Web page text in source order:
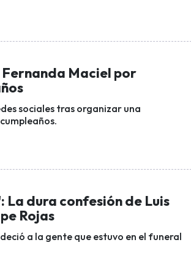
Maciel por
sociales tras organizar una
dura confesión de Luis
Rojas
a la gente que estuvo en el funeral